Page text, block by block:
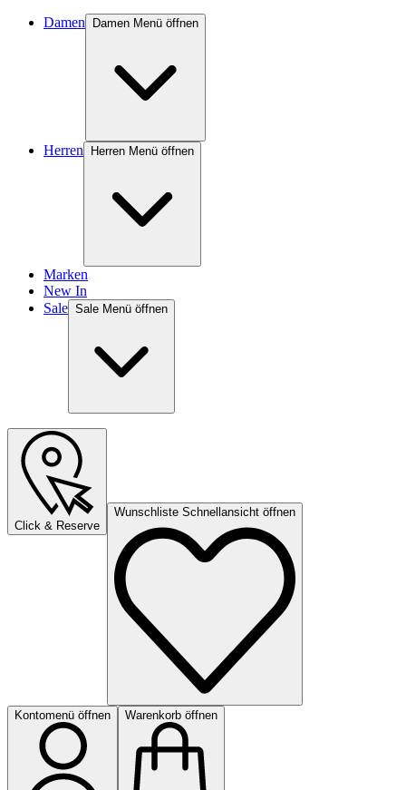
Damen Damen Menü öffnen
Herren Herren Menü öffnen
Marken
New In
Sale Sale Menü öffnen
Click & Reserve
Wunschliste Schnellansicht öffnen
Kontomenü öffnen Warenkorb öffnen